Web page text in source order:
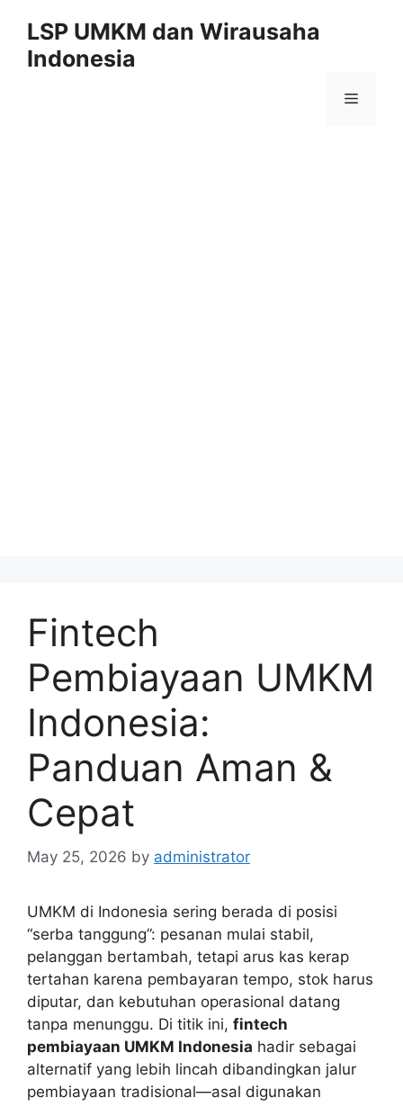
content
LSP UMKM dan Wirausaha
Indonesia
Menu
Fintech
Pembiayaan UMKM
Indonesia:
Panduan Aman &
Cepat
May 25, 2026 by administrator
UMKM di Indonesia sering berada di posisi
“serba tanggung”: pesanan mulai stabil,
pelanggan bertambah, tetapi arus kas kerap
tertahan karena pembayaran tempo, stok harus
diputar, dan kebutuhan operasional datang
tanpa menunggu. Di titik ini, fintech
pembiayaan UMKM Indonesia hadir sebagai
alternatif yang lebih lincah dibandingkan jalur
pembiayaan tradisional—asal digunakan